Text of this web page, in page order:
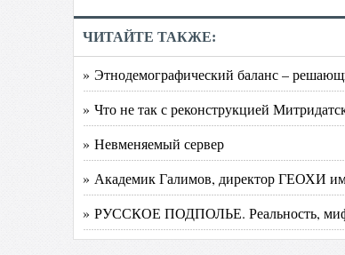
ЧИТАЙТЕ ТАКЖЕ:
» Этнодемографический баланс –
» Что не так с реконструкцией
» Невменяемый сервер
» Академик Галимов, директор ГЕОХИ
» РУССКОЕ ПОДПОЛЬЕ. Реальность,